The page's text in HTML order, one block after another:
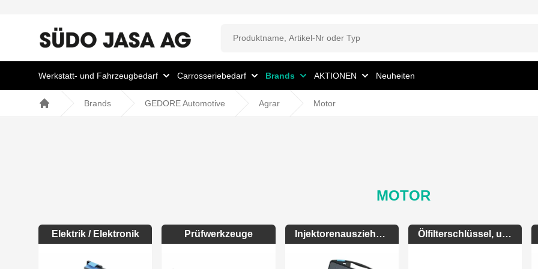
Werkstatt- und Fahrzeugbedarf Carrosseriebedarf Brands AKTIONEN Neuheiten
Brands GEDORE Automotive Agrar Motor
MOTOR
Elektrik / Elektronik Prüfwerkzeuge Injektorenauszieher-Sätze Ölfilterschlüssel, universal